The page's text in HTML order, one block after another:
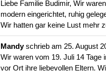
Liebe Familie Budimir, Wir
modern eingerichtet, ruhig
Wir hatten gar keine Lust mehr
Mandyschrieb am 25. August
Wir waren vom 19. Juli 14 Tage
vor Ort ihre liebevollen Eltern.